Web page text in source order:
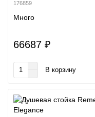
176859
Много
66687 ₽
В корзину